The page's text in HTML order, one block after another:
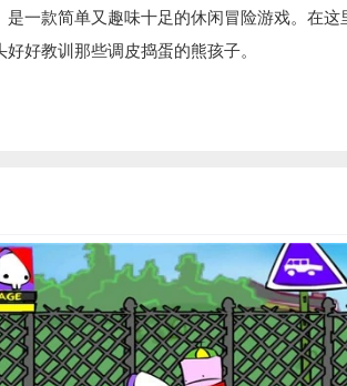
是一款简单又趣味十足的休闲冒险游戏。在
好教训那些调皮捣蛋的熊孩子。